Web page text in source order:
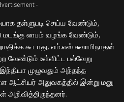
-
தள்ளுபடி செய்ய வேண்டும்,
மடங்கு லாபம் வழங்க வேண்டும்,
கூடாது, எம்.எஸ் சுவாமிநாதன்
வேண்டும் உள்ளிட்ட பல்வேறு
முழுவதும் அந்தந்த
ஆட்சியர் அலுவகத்தில் இன்று மனு
அறிவித்திருந்தனர்.